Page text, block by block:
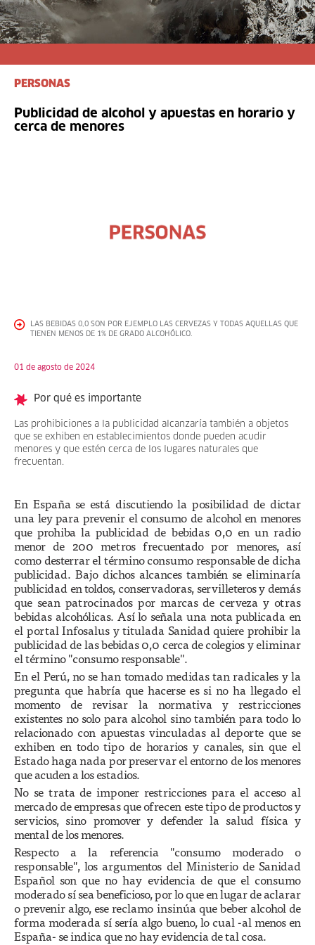
PERSONAS
Publicidad de alcohol y apuestas en horario y
cerca de menores
LAS BEBIDAS 0,0 SON POR EJEMPLO LAS CERVEZAS Y TODAS AQUELLAS QUE
TIENEN MENOS DE 1% DE GRADO ALCOHÓLICO.
01 de agosto de 2024
Por qué es importante
Las prohibiciones a la publicidad alcanzaría también a objetos
que se exhiben en establecimientos donde pueden acudir
menores y que estén cerca de los lugares naturales que
frecuentan.
En España se está discutiendo la posibilidad de dictar
una ley para prevenir el consumo de alcohol en menores
que prohiba la publicidad de bebidas 0,0 en un radio
menor de 200 metros frecuentado por menores, así
como desterrar el término consumo responsable de dicha
publicidad. Bajo dichos alcances también se eliminaría
publicidad en toldos, conservadoras, servilleteros y demás
que sean patrocinados por marcas de cerveza y otras
bebidas alcohólicas. Así lo señala una nota publicada en
el portal Infosalus y titulada Sanidad quiere prohibir la
publicidad de las bebidas 0,0 cerca de colegios y eliminar
el término "consumo responsable".
En el Perú, no se han tomado medidas tan radicales y la
pregunta que habría que hacerse es si no ha llegado el
momento de revisar la normativa y restricciones
existentes no solo para alcohol sino también para todo lo
relacionado con apuestas vinculadas al deporte que se
exhiben en todo tipo de horarios y canales, sin que el
Estado haga nada por preservar el entorno de los menores
que acuden a los estadios.
No se trata de imponer restricciones para el acceso al
mercado de empresas que ofrecen este tipo de productos y
servicios, sino promover y defender la salud física y
mental de los menores.
Respecto a la referencia "consumo moderado o
responsable", los argumentos del Ministerio de Sanidad
Español son que no hay evidencia de que el consumo
moderado sí sea beneficioso, por lo que en lugar de aclarar
o prevenir algo, ese reclamo insinúa que beber alcohol de
forma moderada sí sería algo bueno, lo cual -al menos en
España- se indica que no hay evidencia de tal cosa.